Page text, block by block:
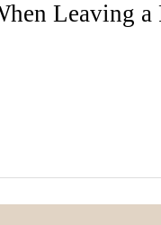
Leaving a